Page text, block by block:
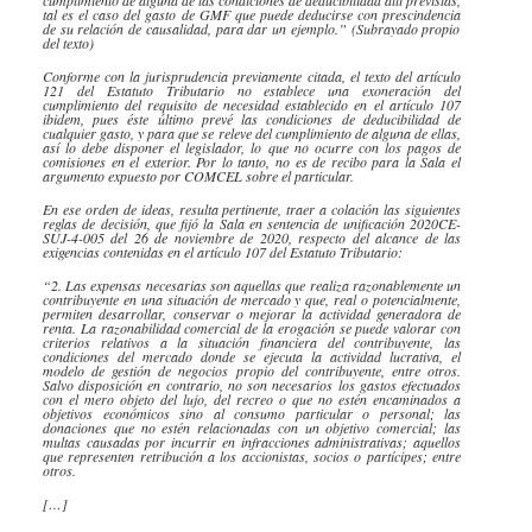
tal es el caso del gasto de GMF que puede deducirse con prescindencia
de su relación de causalidad, para dar un ejemplo.” (Subrayado propio
del texto)
Conforme con la jurisprudencia previamente citada, el texto del artículo
121 del Estatuto Tributario no establece unaexoneración del
cumplimiento del requisito de necesidad establecido en el artículo 107
ibidem , pues éste último prevé las condiciones de deducibilidadde
cualquier gasto, y para que se releve del cumplimiento de alguna de ellas,
así lo debe disponer el legislador, lo que no ocurre con los pagos de
comisiones en el exterior. Por lo tanto, no es de recibo para la Sala el
argumento expuesto porCOMCELsobre el particular.
En ese orden de ideas, resulta pertinente, traer a colación las siguientes
reglas de decisión, que fijó la Sala en sentencia de unificación 2020CE-
SUJ-4-005 del 26 de noviembre de 2020, respecto del alcance de las
exigencias contenidas en el artículo 107 del Estatuto Tributario:
“2. Las expensas necesarias son aquellas que realiza razonablemente un
contribuyente en una situación de mercado y que, real o potencialmente,
permiten desarrollar, conservar o mejorar la actividad generadora de
renta. La razonabilidadcomercial de la erogaciónse puede valorar con
criterios relativos a la situación financiera del contribuyente, las
condiciones del mercado donde se ejecuta la actividad lucrativa, el
modelo de gestión de negocios propio del contribuyente, entre otros.
Salvo disposición en contrario, no son necesarios los gastos efectuados
con el mero objeto del lujo, del recreo o que no estén encaminados a
objetivos económicos sino al consumo particular o personal; las
donaciones que no estén relacionadas con un objetivo comercial; las
multas causadas por incurrir en infracciones administrativas; aquellos
que representen retribución a los accionistas, socios o partícipes; entre
otros.
[…]